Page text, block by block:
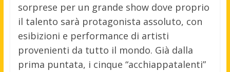
sorprese per un grande show dove proprio
il talento sarà protagonista assoluto, con
esibizioni e performance di artisti
provenienti da tutto il mondo. Già dalla
prima puntata, i cinque “acchiappatalenti”